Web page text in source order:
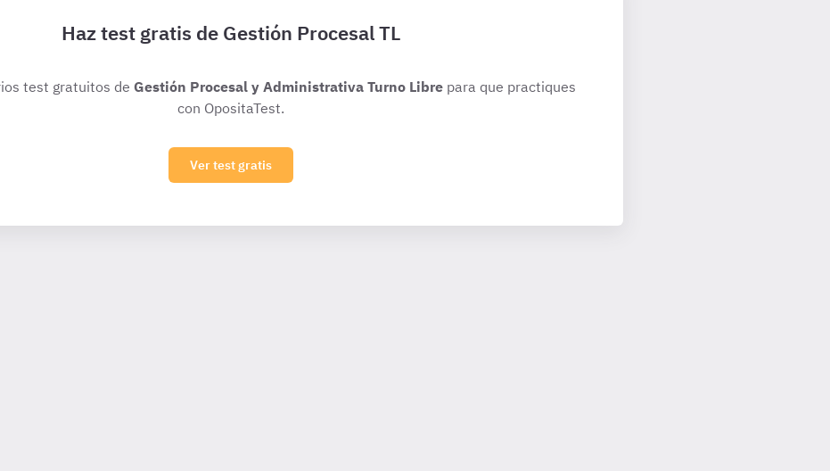
Haz test gratis de Gestión Procesal TL
test gratuitos de Gestión Procesal y Administrativa Turno Librepara que practiques
con OpositaTest.
Ver test gratis